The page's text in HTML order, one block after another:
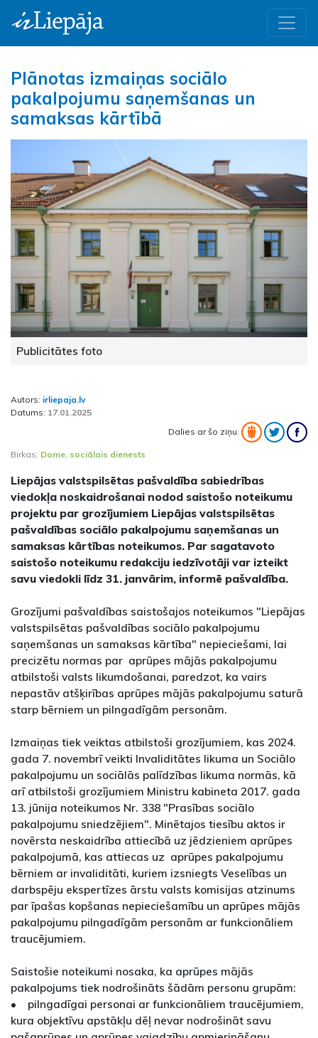
Plānotas izmaiņas sociālo
pakalpojumu saņemšanas un
samaksas kārtībā
Publicitātes foto
Autors: irliepaja.lv
Datums: 17.01.2025
Dalies ar šo ziņu:
Birkas: Dome sociālais dienests
Liepājas valstspilsētas pašvaldība sabiedrības
viedokļa noskaidrošanai nodod saistošo noteikumu
projektu par grozījumiem Liepājas valstspilsētas
pašvaldības sociālo pakalpojumu saņemšanas un
samaksas kārtības noteikumos. Par sagatavoto
saistošo noteikumu redakciju iedzīvotāji var izteikt
savu viedokli līdz 31. janvārim, informē pašvaldība.
Grozījumi pašvaldības saistošajos noteikumos "Liepājas
valstspilsētas pašvaldības sociālo pakalpojumu
saņemšanas un samaksas kārtība" nepieciešami, lai
precizētu normas par aprūpes mājās pakalpojumu
atbilstoši valsts likumdošanai, paredzot, ka vairs
nepastāv atšķirības aprūpes mājās pakalpojumu saturā
starp bērniem un pilngadīgām personām.
Izmaiņas tiek veiktas atbilstoši grozījumiem, kas 2024.
gada 7. novembrī veikti Invaliditātes likuma un Sociālo
pakalpojumu un sociālās palīdzības likuma normās, kā
arī atbilstoši grozījumiem Ministru kabineta 2017. gada
13. jūnija noteikumos Nr. 338 "Prasības sociālo
pakalpojumu sniedzējiem". Minētajos tiesību aktos ir
novērsta neskaidrība attiecībā uz jēdzieniem aprūpes
pakalpojumā, kas attiecas uz aprūpes pakalpojumu
bērniem ar invaliditāti, kuriem izsniegts Veselības un
darbspēju ekspertīzes ārstu valsts komisijas atzinums
par īpašas kopšanas nepieciešamību un aprūpes mājās
pakalpojumu pilngadīgām personām ar funkcionāliem
traucējumiem.
Saistošie noteikumi nosaka, ka aprūpes mājās
pakalpojums tiek nodrošināts šādām personu grupām:
• pilngadīgai personai ar funkcionāliem traucējumiem,
kura objektīvu apstākļu dēļ nevar nodrošināt savu